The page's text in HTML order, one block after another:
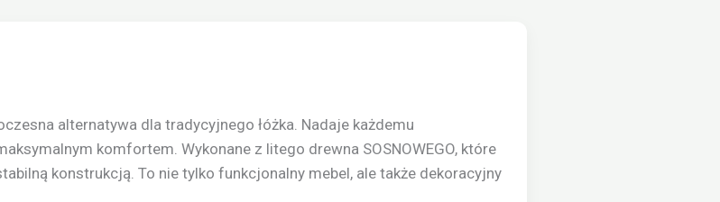
alternatywa dla tradycyjnego łóżka. Nadaje każdemu
komfortem. Wykonane z litego drewna SOSNOWEGO, które
konstrukcją. To nie tylko funkcjonalny mebel, ale także dekoracyjny